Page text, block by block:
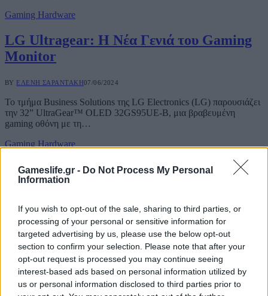
Gameslife.gr - Do Not Process My Personal
Information
If you wish to opt-out of the sale, sharing to third parties, or
processing of your personal or sensitive information for
targeted advertising by us, please use the below opt-out
section to confirm your selection. Please note that after your
opt-out request is processed you may continue seeing
interest-based ads based on personal information utilized by
us or personal information disclosed to third parties prior to
Gaming Hardware
LG Ultragear: H Νέα Γενιά του Gaming
Monitor
BY ΕΛΈΝΗ ΣΑΡΑΝΤΆΚΗ07/06/2024
Το τμήμα Business Solutions της LG Electronics (LG) παρουσιάζει
την 32” UltraGear™ OLED 32GS95UE-B, μια βραβευμένη
gaming οθόνη με τη…
Gaming Hardware
Ανακαλύψτε την αναβαθμισμένη gaming
εμπειρία με την LG Ultragear
ΕΛΈΝΗ ΣΑΡΑΝΤΆΚΗ03/06/2024
Το τμήμα Business Solutions της LG Electronics (LG) παρουσιάζει
την UltraGear 27GR75Q-B, μια πανίσχυρη gaming οθόνη
σχεδιασμένη για τους απαιτητικούς…
Gaming Hardware